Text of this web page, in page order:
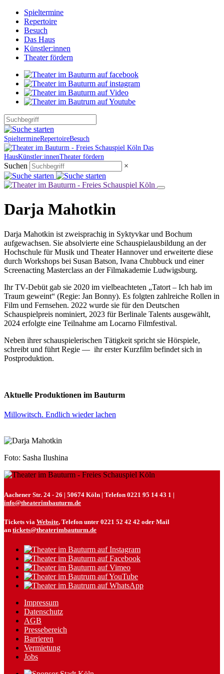
Spieltermine
Repertoire
Besuch
Das Haus
Künstler:innen
Theater fördern
SpieltermineRepertoireBesuch
Das
HausKünstler:innenTheater fördern
Suchen ×
Darja Mahotkin
Darja Mahotkin ist zweisprachig in Syktyvkar und Bochum
aufgewachsen. Sie absolvierte eine Schauspielausbildung an der
Hochschule für Musik und Theater Hannover und erweiterte diese
durch Workshops bei Susan Batson, Ivana Chubbuck und einer
Screenacting Masterclass an der Filmakademie Ludwigsburg.
Ihr TV-Debüt gab sie 2020 im vielbeachteten „Tatort – Ich hab im
Traum geweint“ (Regie: Jan Bonny). Es folgten zahlreiche Rollen in
Film und Fernsehen. 2022 wurde sie für den Deutschen
Schauspielpreis nominiert, 2023 für Berlinale Talents ausgewählt,
2024 erfolgte eine Teilnahme am Locarno Filmfestival.
Neben ihrer schauspielerischen Tätigkeit spricht sie Hörspiele,
schreibt und führt Regie — ihr erster Kurzfilm befindet sich in
Postproduktion.
Aktuelle Produktionen im Bauturm
Millowitsch. Endlich wieder lachen
Foto: Sasha Ilushina
Aachener Str. 24 - 26 | 50674 Köln | Telefon 0221 95 14 43 1 |
info@theaterimbauturm.de
Tickets via Website, Telefon unter 0221 52 42 42 oder Mail
an tickets@theaterimbauturm.de
Impressum
Datenschutz
AGB
Pressebereich
Barrieren
Vermietung
Jobs